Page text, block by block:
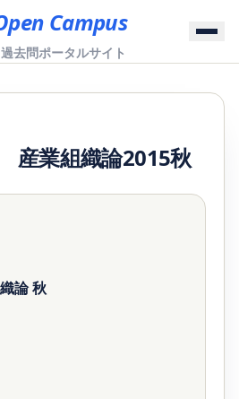
Campus
去問ポータルサイト
産業組織論2015秋
論 秋